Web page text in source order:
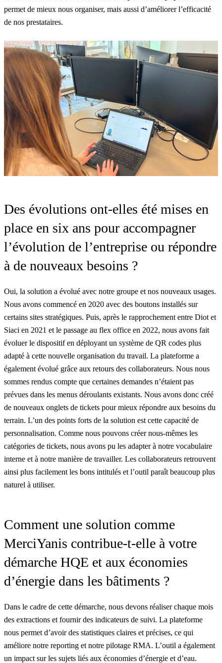
permet de mieux nous organiser, mais aussi d’améliorer l’efficacité
de nos prestataires.
Des évolutions ont-elles été mises en
place en six ans pour accompagner
l’évolution de l’entreprise ou répondre
à de nouveaux besoins ?
Oui, la solution a évolué avec notre groupe et nos nouveaux usages.
Nous avons commencé en 2020 avec des boutons installés sur
certains sites stratégiques. Puis, après le rapprochement entre Diot et
Siaci en 2021 et le passage au flex office en 2022, nous avons fait
évoluer le dispositif en déployant un système de QR codes plus
adapté à cette nouvelle organisation du travail. La plateforme a
également évolué grâce aux retours des collaborateurs. Nous nous
sommes rendus compte que certaines demandes n’étaient pas
prévues dans les menus déroulants existants. Nous avons donc créé
de nouveaux onglets de tickets pour mieux répondre aux besoins du
terrain. L’un des points forts de la solution est cette capacité de
personnalisation. Comme nous pouvons créer nous-mêmes les
catégories de tickets, nous avons pu les adapter à notre vocabulaire
interne et à notre manière de travailler. Les collaborateurs retrouvent
ainsi plus facilement les bons intitulés et l’outil paraît beaucoup plus
naturel à utiliser.
Comment une solution comme
MerciYanis contribue-t-elle à votre
démarche HQE et aux économies
d’énergie dans les bâtiments ?
Dans le cadre de cette démarche, nous devons réaliser chaque mois
des extractions et fournir des indicateurs de suivi. La plateforme
nous permet d’avoir des statistiques claires et précises, ce qui
améliore notre reporting et notre pilotage RMA. L’outil a également
un impact sur les sujets liés aux économies d’énergie et d’eau.